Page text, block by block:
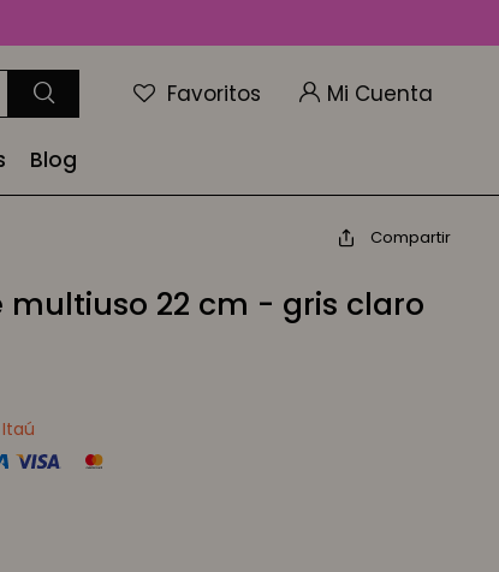
Blog
Favoritos
Compartir
multiuso 22 cm - gris claro